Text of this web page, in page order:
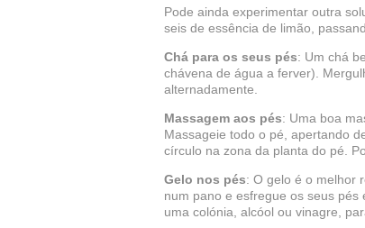
Pode ainda experimentar outra
seis de essência de limão,
Chá para os seus pés: Um chá
chávena de água a ferver).
alternadamente.
Massagem aos pés: Uma boa
Massageie todo o pé, apertando
círculo na zona da planta do pé.
Gelo nos pés: O gelo é o melhor
num pano e esfregue os seus
uma colónia, alcóol ou vinagre,